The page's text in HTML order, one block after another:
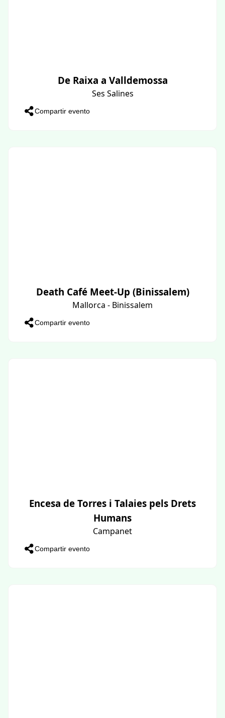
De Raixa a Valldemossa
Ses Salines
Compartir evento
Death Café Meet-Up (Binissalem)
Mallorca - Binissalem
Compartir evento
Encesa de Torres i Talaies pels Drets
Humans
Campanet
Compartir evento